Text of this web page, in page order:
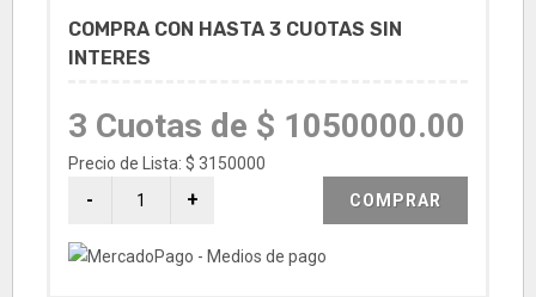
COMPRA CON HASTA 3 CUOTAS SIN
INTERES
3 Cuotas de $ 1050000.00
Precio de Lista: $ 3150000
COMPRAR